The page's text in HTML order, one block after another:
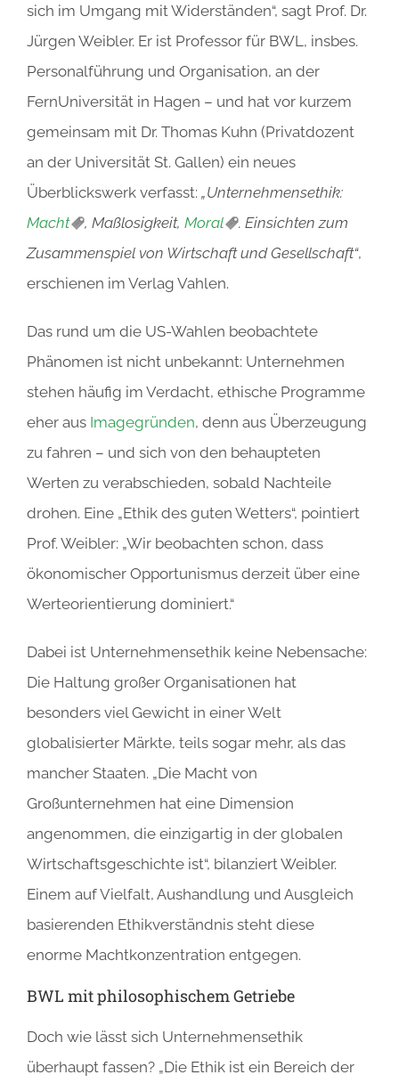
sich im Umgang mit Widerständen“, sagt Prof. Dr.
Jürgen Weibler. Er ist Professor für BWL, insbes.
Personalführung und Organisation, an der
FernUniversität in Hagen – und hat vor kurzem
gemeinsam mit Dr. Thomas Kuhn (Privatdozent
an der Universität St. Gallen) ein neues
Überblickswerk verfasst: „Unternehmensethik:
Macht
, Maßlosigkeit, Moral
. Einsichten zum
Zusammenspiel von Wirtschaft und Gesellschaft“,
erschienen im Verlag Vahlen.
Das rund um die US-Wahlen beobachtete
Phänomen ist nicht unbekannt: Unternehmen
stehen häufig im Verdacht, ethische Programme
eher aus Imagegründen, denn aus Überzeugung
zu fahren – und sich von den behaupteten
Werten zu verabschieden, sobald Nachteile
drohen. Eine „Ethik des guten Wetters“, pointiert
Prof. Weibler: „Wir beobachten schon, dass
ökonomischer Opportunismus derzeit über eine
Werteorientierung dominiert.“
Dabei ist Unternehmensethik keine Nebensache:
Die Haltung großer Organisationen hat
besonders viel Gewicht in einer Welt
globalisierter Märkte, teils sogar mehr, als das
mancher Staaten. „Die Macht von
Großunternehmen hat eine Dimension
angenommen, die einzigartig in der globalen
Wirtschaftsgeschichte ist“, bilanziert Weibler.
Einem auf Vielfalt, Aushandlung und Ausgleich
basierenden Ethikverständnis steht diese
enorme Machtkonzentration entgegen.
BWL mit philosophischem Getriebe
Doch wie lässt sich Unternehmensethik
überhaupt fassen? „Die Ethik ist ein Bereich der